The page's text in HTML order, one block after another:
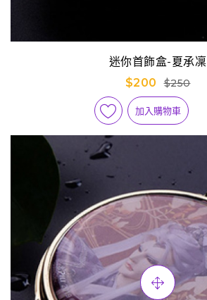
迷你首飾盒-夏承凜
$200
$250
加入購物車